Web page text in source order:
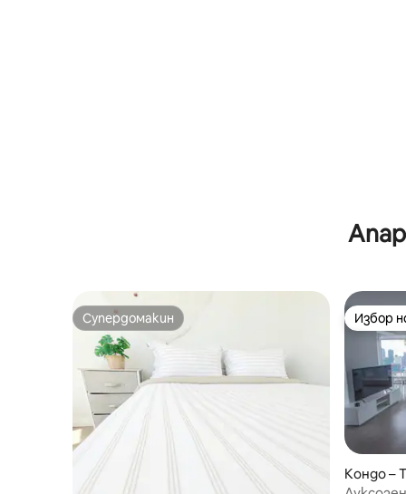
Супердомакин
Супердомакин Избор
Избор
Кондо –